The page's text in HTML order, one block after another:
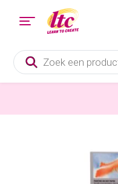
Producten
zoeken